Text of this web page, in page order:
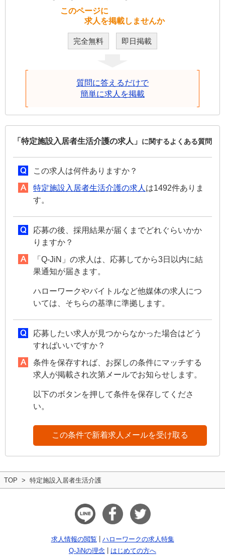
このページに
求人を掲載しませんか
完全無料 即日掲載
質問に答えるだけで
簡単に求人を掲載
「特定施設入居者生活介護の求人」 に関するよくある質問
この求人は何件ありますか？
特定施設入居者生活介護の求人 は1492件ありま
す。
応募の後、採用結果が届くまでどれぐらいかか
りますか？
「Q-JiN」の求人は、応募してから3日以内に結
果通知が届きます。
ハローワークやバイトルなど他媒体の求人につ
いては、そちらの基準に準拠します。
応募したい求人が見つからなかった場合はどう
すればいいですか？
条件を保存すれば、お探しの条件にマッチする
求人が掲載され次第メールでお知らせします。
以下のボタンを押して条件を保存してくださ
い。
この条件で新着求人メールを受け取る
TOP 特定施設入居者生活介護
求人情報の閲覧
ハローワークの求人特集
Q-JiNの理念
はじめての方へ